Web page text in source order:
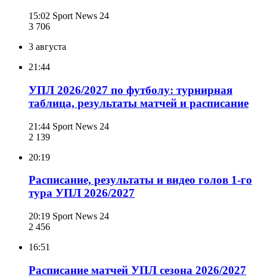
15:02 Sport News 24
3 706
3 августа
21:44
УПЛ 2026/2027 по футболу: турнирная
таблица, результаты матчей и расписание
21:44 Sport News 24
2 139
20:19
Расписание, результаты и видео голов 1-го
тура УПЛ 2026/2027
20:19 Sport News 24
2 456
16:51
Расписание матчей УПЛ сезона 2026/2027